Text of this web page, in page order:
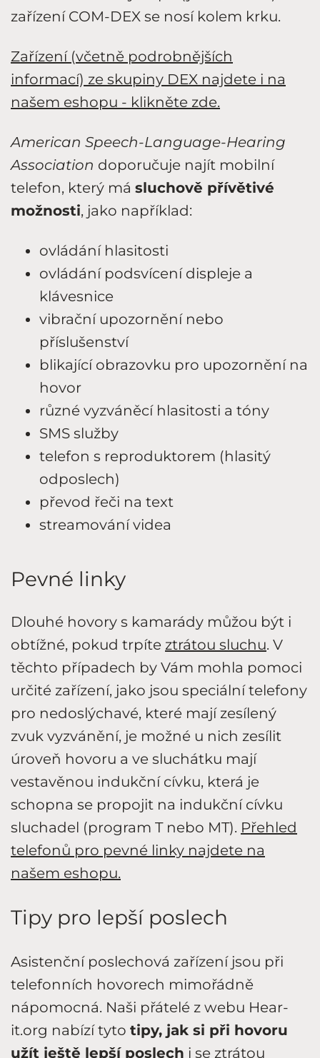
zařízení COM-DEX se nosí kolem krku.
Zařízení (včetně podrobnějších
informací) ze skupiny DEX najdete i na
našem eshopu - klikněte zde.
American Speech-Language-Hearing
Association doporučuje najít mobilní
telefon, který má sluchově přívětivé
možnosti, jako například:
ovládání hlasitosti
ovládání podsvícení displeje a
klávesnice
vibrační upozornění nebo
příslušenství
blikající obrazovku pro upozornění na
hovor
různé vyzváněcí hlasitosti a tóny
SMS služby
telefon s reproduktorem (hlasitý
odposlech)
převod řeči na text
streamování videa
Pevné linky
Dlouhé hovory s kamarády můžou být i
obtížné, pokud trpíte ztrátou sluchu. V
těchto případech by Vám mohla pomoci
určité zařízení, jako jsou speciální telefony
pro nedoslýchavé, které mají zesílený
zvuk vyzvánění, je možné u nich zesílit
úroveň hovoru a ve sluchátku mají
vestavěnou indukční cívku, která je
schopna se propojit na indukční cívku
sluchadel (program T nebo MT). Přehled
telefonů pro pevné linky najdete na
našem eshopu.
Tipy pro lepší poslech
Asistenční poslechová zařízení jsou při
telefonních hovorech mimořádně
nápomocná. Naši přátelé z webu Hear-
it.org nabízí tyto tipy, jak si při hovoru
užít ještě lepší poslech i se ztrátou